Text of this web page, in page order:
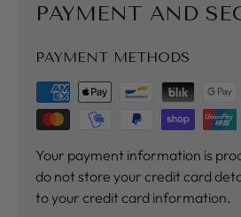
PAYMENT AND
PAYMENT METHODS
Your payment information is
do not store your credit card
to your credit card information.